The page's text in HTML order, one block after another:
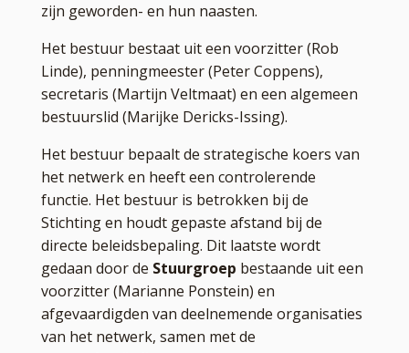
zijn geworden- en hun naasten.
Het bestuur bestaat uit een voorzitter (Rob
Linde), penningmeester (Peter Coppens),
secretaris (Martijn Veltmaat) en een algemeen
bestuurslid (Marijke Dericks-Issing).
Het bestuur bepaalt de strategische koers van
het netwerk en heeft een controlerende
functie. Het bestuur is betrokken bij de
Stichting en houdt gepaste afstand bij de
directe beleidsbepaling. Dit laatste wordt
gedaan door de Stuurgroep bestaande uit een
voorzitter (Marianne Ponstein) en
afgevaardigden van deelnemende organisaties
van het netwerk, samen met de